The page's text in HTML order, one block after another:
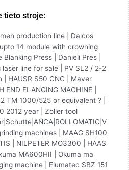
tieto stroje:
production line | Dalcos
14 module with crowning
Press | Danieli Pres |
laser line for sale | PV SL2 / 2-2
| HAUSR S50 CNC | Maver
FLANGING MACHINE |
TM 1000/525 or equivalent ? |
2012 year | Zoller tool
machines | MAAG SH100
| NILPETER MO3300 | HAAS
MA600HII | Okuma ma
machine | Elumatec SBZ 151